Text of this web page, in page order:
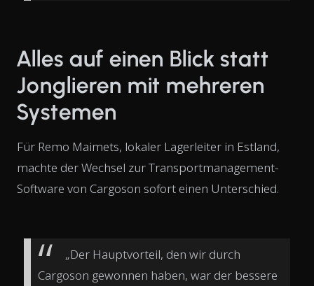
Alles auf einen Blick statt
Jonglieren mit mehreren
Systemen
Für Remo Maimets, lokaler Lagerleiter in Estland,
machte der Wechsel zur Transportmanagement-
Software von Cargoson sofort einen Unterschied.
„Der Hauptvorteil, den wir durch
Cargoson gewonnen haben, war der bessere